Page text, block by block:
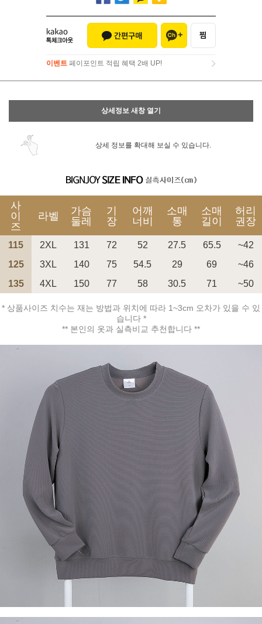
이벤트 페이포인트 적립 혜택 2배 UP!
이벤트페이포인트 적립 혜택 2배 UP!
상세정보 새창 열기
상세 정보를 확대해 보실 수 있습니다.
사
이
즈
라벨
가슴
둘레
기
장
어깨
너비
소매
통
소매
길이
허리
권장
115 2XL 131 72 52 27.5 65.5
~42
125
3XL 140 75 54.5 29 69
~46
135
4XL 150 77 58 30.5 71 ~50
* 상품사이즈 치수는 재는 방법과 위치에 따라 1~3cm 오차가 있을 수 있
습니다 *
** 본인의 옷과 실측비교 추천합니다 **